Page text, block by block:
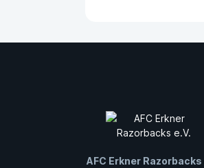
AFC Erkner Razorbacks